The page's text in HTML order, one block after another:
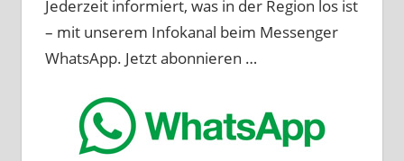
Jederzeit informiert, was in der Region los ist
– mit unserem Infokanal beim Messenger
WhatsApp. Jetzt abonnieren …